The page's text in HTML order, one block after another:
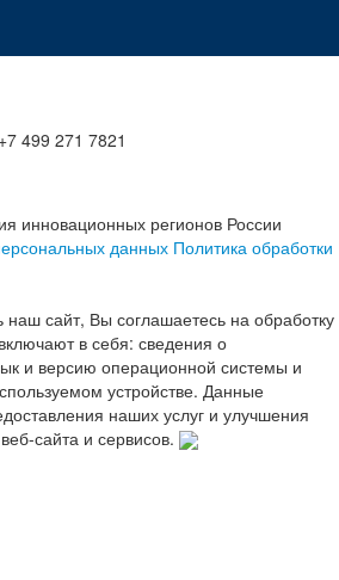
+7 499 271 7821
инновационных регионов России
данных Политика обработки
наш сайт, Вы соглашаетесь на обработку
в себя: сведения о
и версию операционной системы и
устройстве. Данные
наших услуг и улучшения
сайта и сервисов.